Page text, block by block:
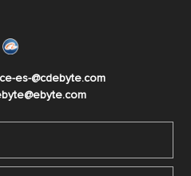
es-@cdebyte.com